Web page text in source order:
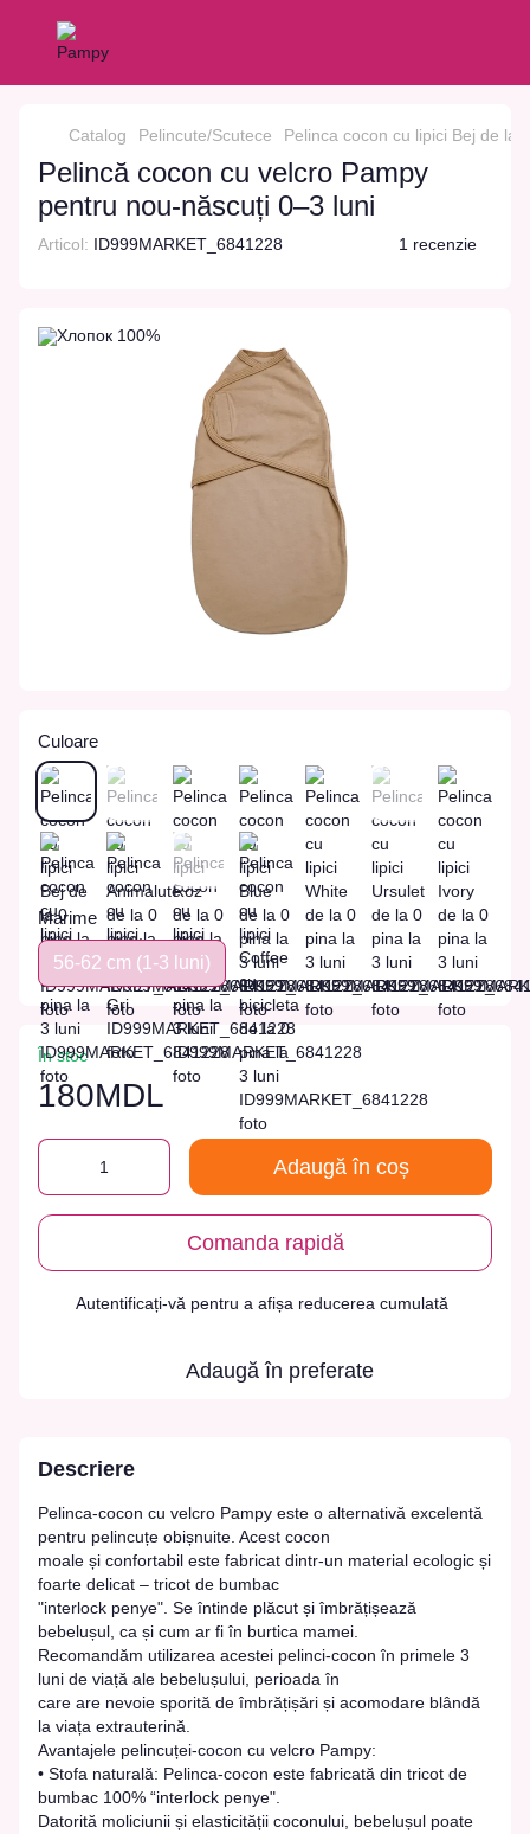
Catalog Pelincute/Scutece Pelinca cocon cu lipici Bej de la
Pelincă cocon cu velcro Pampy
pentru nou-născuți 0–3 luni
Articol: ID999MARKET_6841228 1 recenzie
Culoare
Marime
56-62 сm (1-3 luni)
În stoc
180MDL
Adaugă în coș
Comanda rapidă
Autentificați-vă pentru a afișa reducerea cumulată
Adaugă în preferate
Descriere
Pelinca-cocon cu velcro Pampy este o alternativă excelentă
pentru pelincuțe obișnuite. Acest cocon
moale și confortabil este fabricat dintr-un material ecologic și
foarte delicat – tricot de bumbac
"interlock penye". Se întinde plăcut și îmbrățișează
bebelușul, ca și cum ar fi în burtica mamei.
Recomandăm utilizarea acestei pelinci-cocon în primele 3
luni de viață ale bebelușului, perioada în
care are nevoie sporită de îmbrățișări și acomodare blândă
la viața extrauterină.
Avantajele pelincuței-cocon cu velcro Pampy:
• Stofa naturală: Pelinca-cocon este fabricată din tricot de
bumbac 100% “interlock penye".
Datorită moliciunii și elasticității coconului, bebelușul poate